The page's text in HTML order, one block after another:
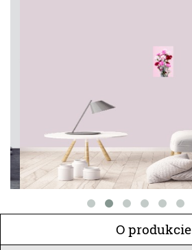
O produkcie